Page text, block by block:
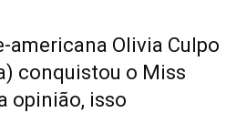
americana Olivia Culpo
conquistou o Miss
opinião, isso